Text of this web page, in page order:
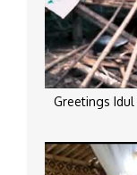
Greetings Idul